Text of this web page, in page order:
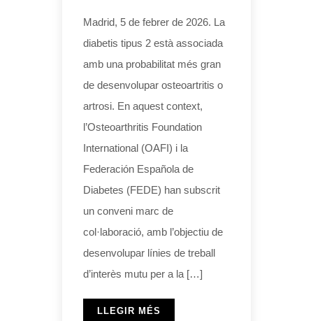
Madrid, 5 de febrer de 2026. La
diabetis tipus 2 està associada
amb una probabilitat més gran
de desenvolupar osteoartritis o
artrosi. En aquest context,
l’Osteoarthritis Foundation
International (OAFI) i la
Federación Española de
Diabetes (FEDE) han subscrit
un conveni marc de
col·laboració, amb l’objectiu de
desenvolupar línies de treball
d’interès mutu per a la […]
LLEGIR MÉS